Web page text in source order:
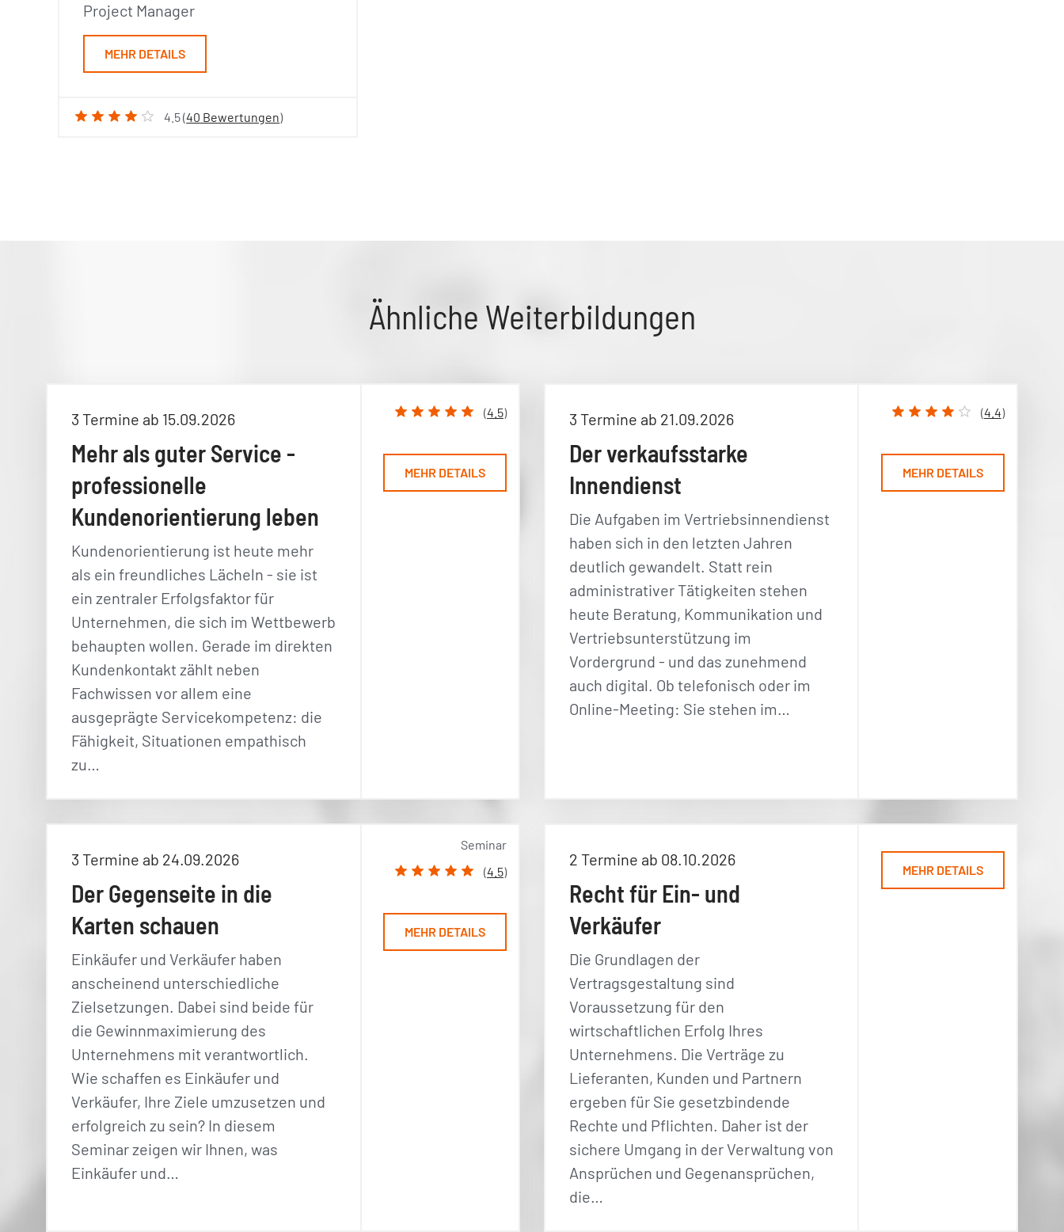
Project Manager
MEHR DETAILS
4.5 (40 Bewertungen)
Ähnliche Weiterbildungen
3 Termine ab 15.09.2026
Mehr als guter Service -
professionelle
Kundenorientierung leben
Kundenorientierung ist heute mehr
als ein freundliches Lächeln - sie ist
ein zentraler Erfolgsfaktor für
Unternehmen, die sich im Wettbewerb
behaupten wollen. Gerade im direkten
Kundenkontakt zählt neben
Fachwissen vor allem eine
ausgeprägte Servicekompetenz: die
Fähigkeit, Situationen empathisch
zu…
(4.5)
MEHR DETAILS
3 Termine ab 21.09.2026
Der verkaufsstarke
Innendienst
Die Aufgaben im Vertriebsinnendienst
haben sich in den letzten Jahren
deutlich gewandelt. Statt rein
administrativer Tätigkeiten stehen
heute Beratung, Kommunikation und
Vertriebsunterstützung im
Vordergrund - und das zunehmend
auch digital. Ob telefonisch oder im
Online-Meeting: Sie stehen im…
(4.4)
MEHR DETAILS
3 Termine ab 24.09.2026
Der Gegenseite in die
Karten schauen
Einkäufer und Verkäufer haben
anscheinend unterschiedliche
Zielsetzungen. Dabei sind beide für
die Gewinnmaximierung des
Unternehmens mit verantwortlich.
Wie schaffen es Einkäufer und
Verkäufer, Ihre Ziele umzusetzen und
erfolgreich zu sein? In diesem
Seminar zeigen wir Ihnen, was
Einkäufer und…
Seminar
(4.5)
MEHR DETAILS
2 Termine ab 08.10.2026
Recht für Ein- und
Verkäufer
Die Grundlagen der
Vertragsgestaltung sind
Voraussetzung für den
wirtschaftlichen Erfolg Ihres
Unternehmens. Die Verträge zu
Lieferanten, Kunden und Partnern
ergeben für Sie gesetzbindende
Rechte und Pflichten. Daher ist der
sichere Umgang in der Verwaltung von
Ansprüchen und Gegenansprüchen,
die…
MEHR DETAILS